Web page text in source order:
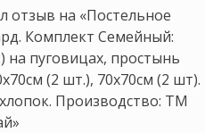
отзыв на «Постельное
Комплект Семейный:
на пуговицах, простынь
(2 шт.), 70х70см (2 шт).
Производство: ТМ